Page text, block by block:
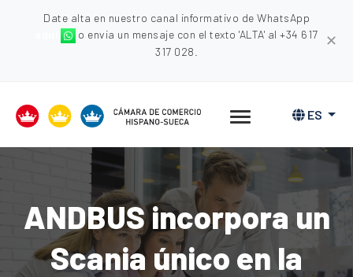
Date alta en nuestro canal informativo de WhatsApp
o envia un mensaje con el texto 'ALTA' al +34 617
317 028.
✕
ES
ANDBUS incorpora un
Scania único en la